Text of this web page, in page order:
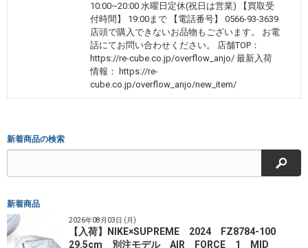
10:00~20:00 水曜日定休(祝日は営業) 【買取受
付時間】 19:00まで 【電話番号】 0566-93-3639
店頭で購入できないお品物もございます。 お電
話にてお問い合わせください。 店舗TOP：
https://re-cube.co.jp/overflow_anjo/ 最新入荷
情報： https://re-
cube.co.jp/overflow_anjo/new_item/
新着商品の検索
検索
新着商品
2026年08月03日 (月)
【入荷】NIKE×SUPREME 2024 FZ8784-100
29.5cm 別注モデル AIR FORCE 1 MID